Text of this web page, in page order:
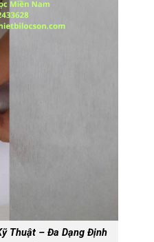
Thuật – Đa Dạng Định